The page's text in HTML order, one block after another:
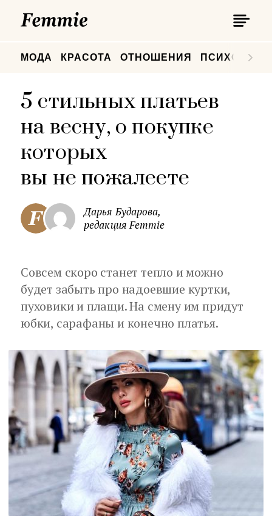
МОДА КРАСОТА ОТНОШЕНИЯ
5 стильных платьев
на весну, о покупке
которых
вы не пожалеете
Дарья Бударова,
редакция Femmie
Совсем скоро станет тепло и можно
будет забыть про надоевшие куртки,
пуховики и плащи. На смену им придут
юбки, сарафаны и конечно платья.